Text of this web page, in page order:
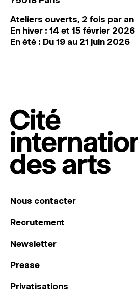
Ateliers ouverts, 2 fois par an
En hiver : 14 et 15 février 2026
En été : Du 19 au 21 juin 2026
Nous contacter
Recrutement
Newsletter
Presse
Privatisations